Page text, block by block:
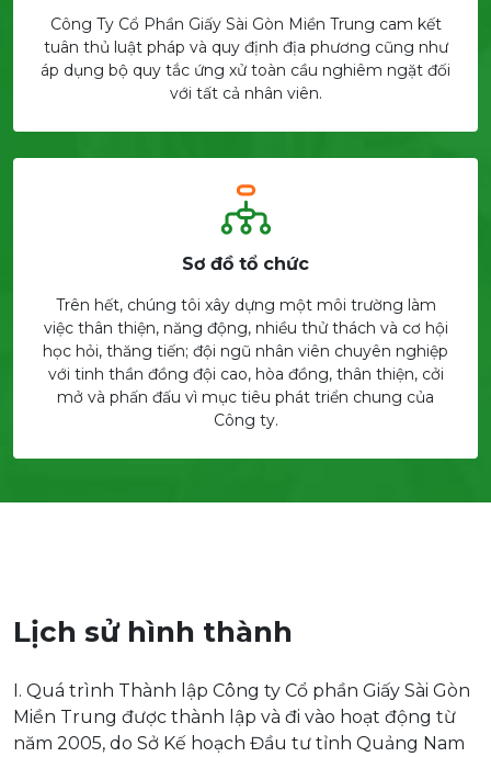
Công Ty Cổ Phần Giấy Sài Gòn Miền Trung cam kết
tuân thủ luật pháp và quy định địa phương cũng như
áp dụng bộ quy tắc ứng xử toàn cầu nghiêm ngặt đối
với tất cả nhân viên.
Sơ đồ tổ chức
Trên hết, chúng tôi xây dựng một môi trường làm
việc thân thiện, năng động, nhiều thử thách và cơ hội
học hỏi, thăng tiến; đội ngũ nhân viên chuyên nghiệp
với tinh thần đồng đội cao, hòa đồng, thân thiện, cởi
mở và phấn đấu vì mục tiêu phát triển chung của
Công ty.
Lịch sử hình thành
I. Quá trình Thành lập Công ty Cổ phần Giấy Sài Gòn
Miền Trung được thành lập và đi vào hoạt động từ
năm 2005, do Sở Kế hoạch Đầu tư tỉnh Quảng Nam